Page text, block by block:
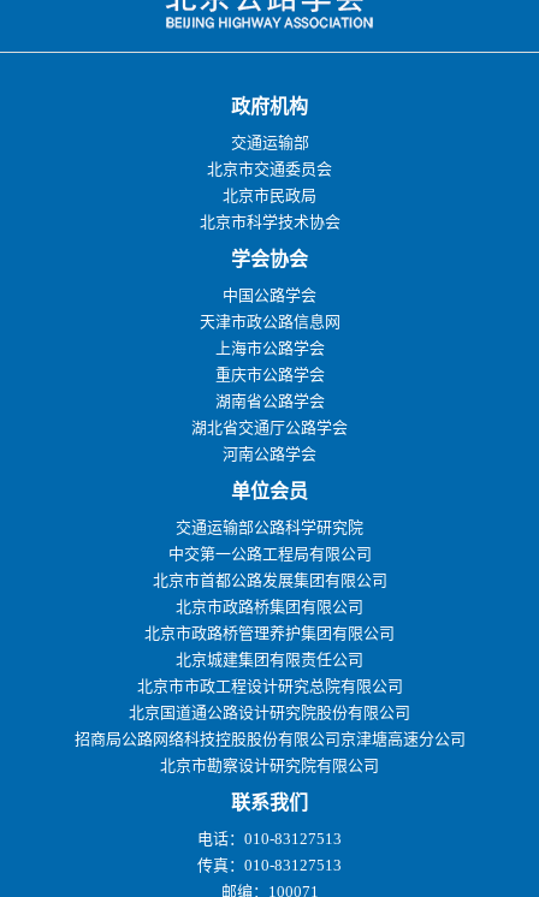
政府机构
交通运输部
北京市交通委员会
北京市民政局
北京市科学技术协会
学会协会
中国公路学会
天津市政公路信息网
上海市公路学会
重庆市公路学会
湖南省公路学会
湖北省交通厅公路学会
河南公路学会
单位会员
交通运输部公路科学研究院
中交第一公路工程局有限公司
北京市首都公路发展集团有限公司
北京市政路桥集团有限公司
北京市政路桥管理养护集团有限公司
北京城建集团有限责任公司
北京市市政工程设计研究总院有限公司
北京国道通公路设计研究院股份有限公司
招商局公路网络科技控股股份有限公司京津塘高速分公司
北京市勘察设计研究院有限公司
联系我们
电话：010-83127513
传真：010-83127513
邮编：100071